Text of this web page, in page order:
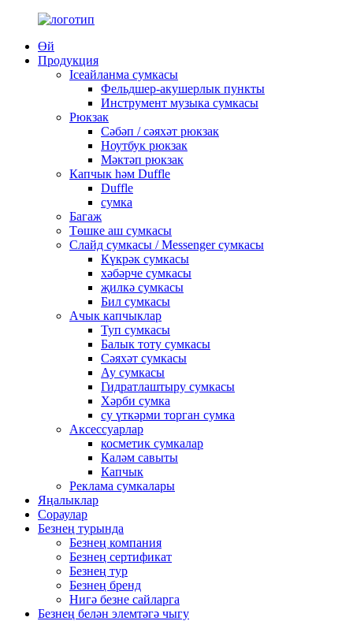
Өй
Продукция
Iceайланма сумкасы
Фельдшер-акушерлык пункты
Инструмент музыка сумкасы
Рюкзак
Сәбәп / сәяхәт рюкзак
Ноутбук рюкзак
Мәктәп рюкзак
Капчык һәм Duffle
Duffle
сумка
Багаж
Төшке аш сумкасы
Слайд сумкасы / Messenger сумкасы
Күкрәк сумкасы
хәбәрче сумкасы
җилкә сумкасы
Бил сумкасы
Ачык капчыклар
Туп сумкасы
Балык тоту сумкасы
Сәяхәт сумкасы
Ау сумкасы
Гидратлаштыру сумкасы
Хәрби сумка
су үткәрми торган сумка
Аксессуарлар
косметик сумкалар
Каләм савыты
Капчык
Реклама сумкалары
Яңалыклар
Сораулар
Безнең турында
Безнең компания
Безнең сертификат
Безнең тур
Безнең бренд
Нигә безне сайларга
Безнең белән элемтәгә чыгу